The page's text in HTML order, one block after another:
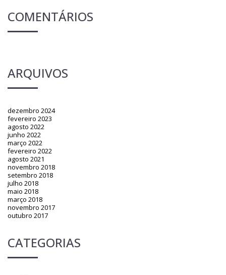
COMENTÁRIOS
ARQUIVOS
dezembro 2024
fevereiro 2023
agosto 2022
junho 2022
março 2022
fevereiro 2022
agosto 2021
novembro 2018
setembro 2018
julho 2018
maio 2018
março 2018
novembro 2017
outubro 2017
CATEGORIAS